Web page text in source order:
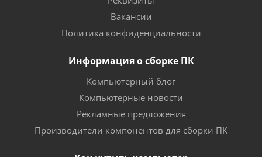
Вакансии
Политика конфиденциальности
Информация о сборке ПК
Компьютерный блог
Компьютерные новости
Рекламные предложения
Производители компонентов для сборки ПК